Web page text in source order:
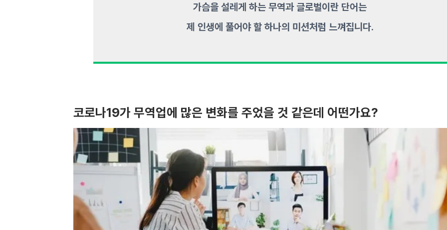
가슴을 설레게 하는 무역과 글로벌이란 단어는
제 인생에 풀어야 할 하나의 미션처럼 느껴집니다.
코로나19가 무역업에 많은 변화를 주었을 것 같은데 어떤가요?